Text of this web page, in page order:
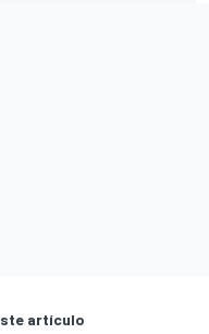
artículo